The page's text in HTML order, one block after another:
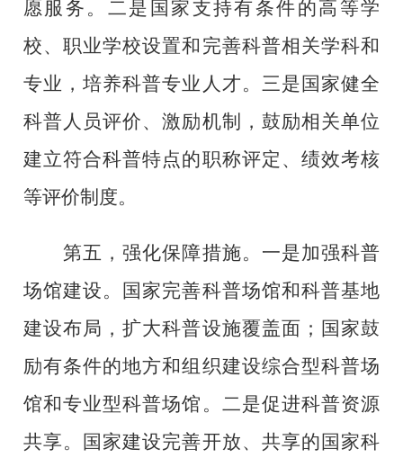
愿服务。二是国家支持有条件的高等学
校、职业学校设置和完善科普相关学科和
专业，培养科普专业人才。三是国家健全
科普人员评价、激励机制，鼓励相关单位
建立符合科普特点的职称评定、绩效考核
等评价制度。
第五，强化保障措施。一是加强科普
场馆建设。国家完善科普场馆和科普基地
建设布局，扩大科普设施覆盖面；国家鼓
励有条件的地方和组织建设综合型科普场
馆和专业型科普场馆。二是促进科普资源
共享。国家建设完善开放、共享的国家科